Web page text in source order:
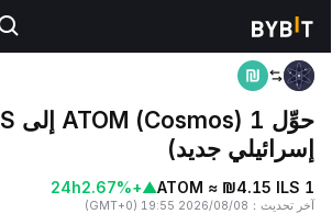
المنزٍل ATOM to ILS
إسرائيلي جديد)
1 ATOM ≈ ₪4.15 ILS
▲
+2.67%
24h
آخر تحديث：
2026/08/08 19:55
(
GMT+0
)